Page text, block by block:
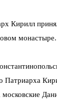
Кирилл
монастыре.
Патриарха